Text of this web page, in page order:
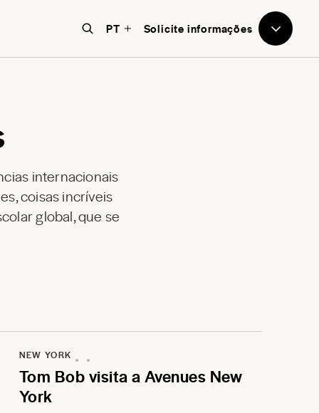
PT Solicite informações
internacionais
coisas incríveis
global, que se
NEW YORK
Tom Bob visita a Avenues New
York